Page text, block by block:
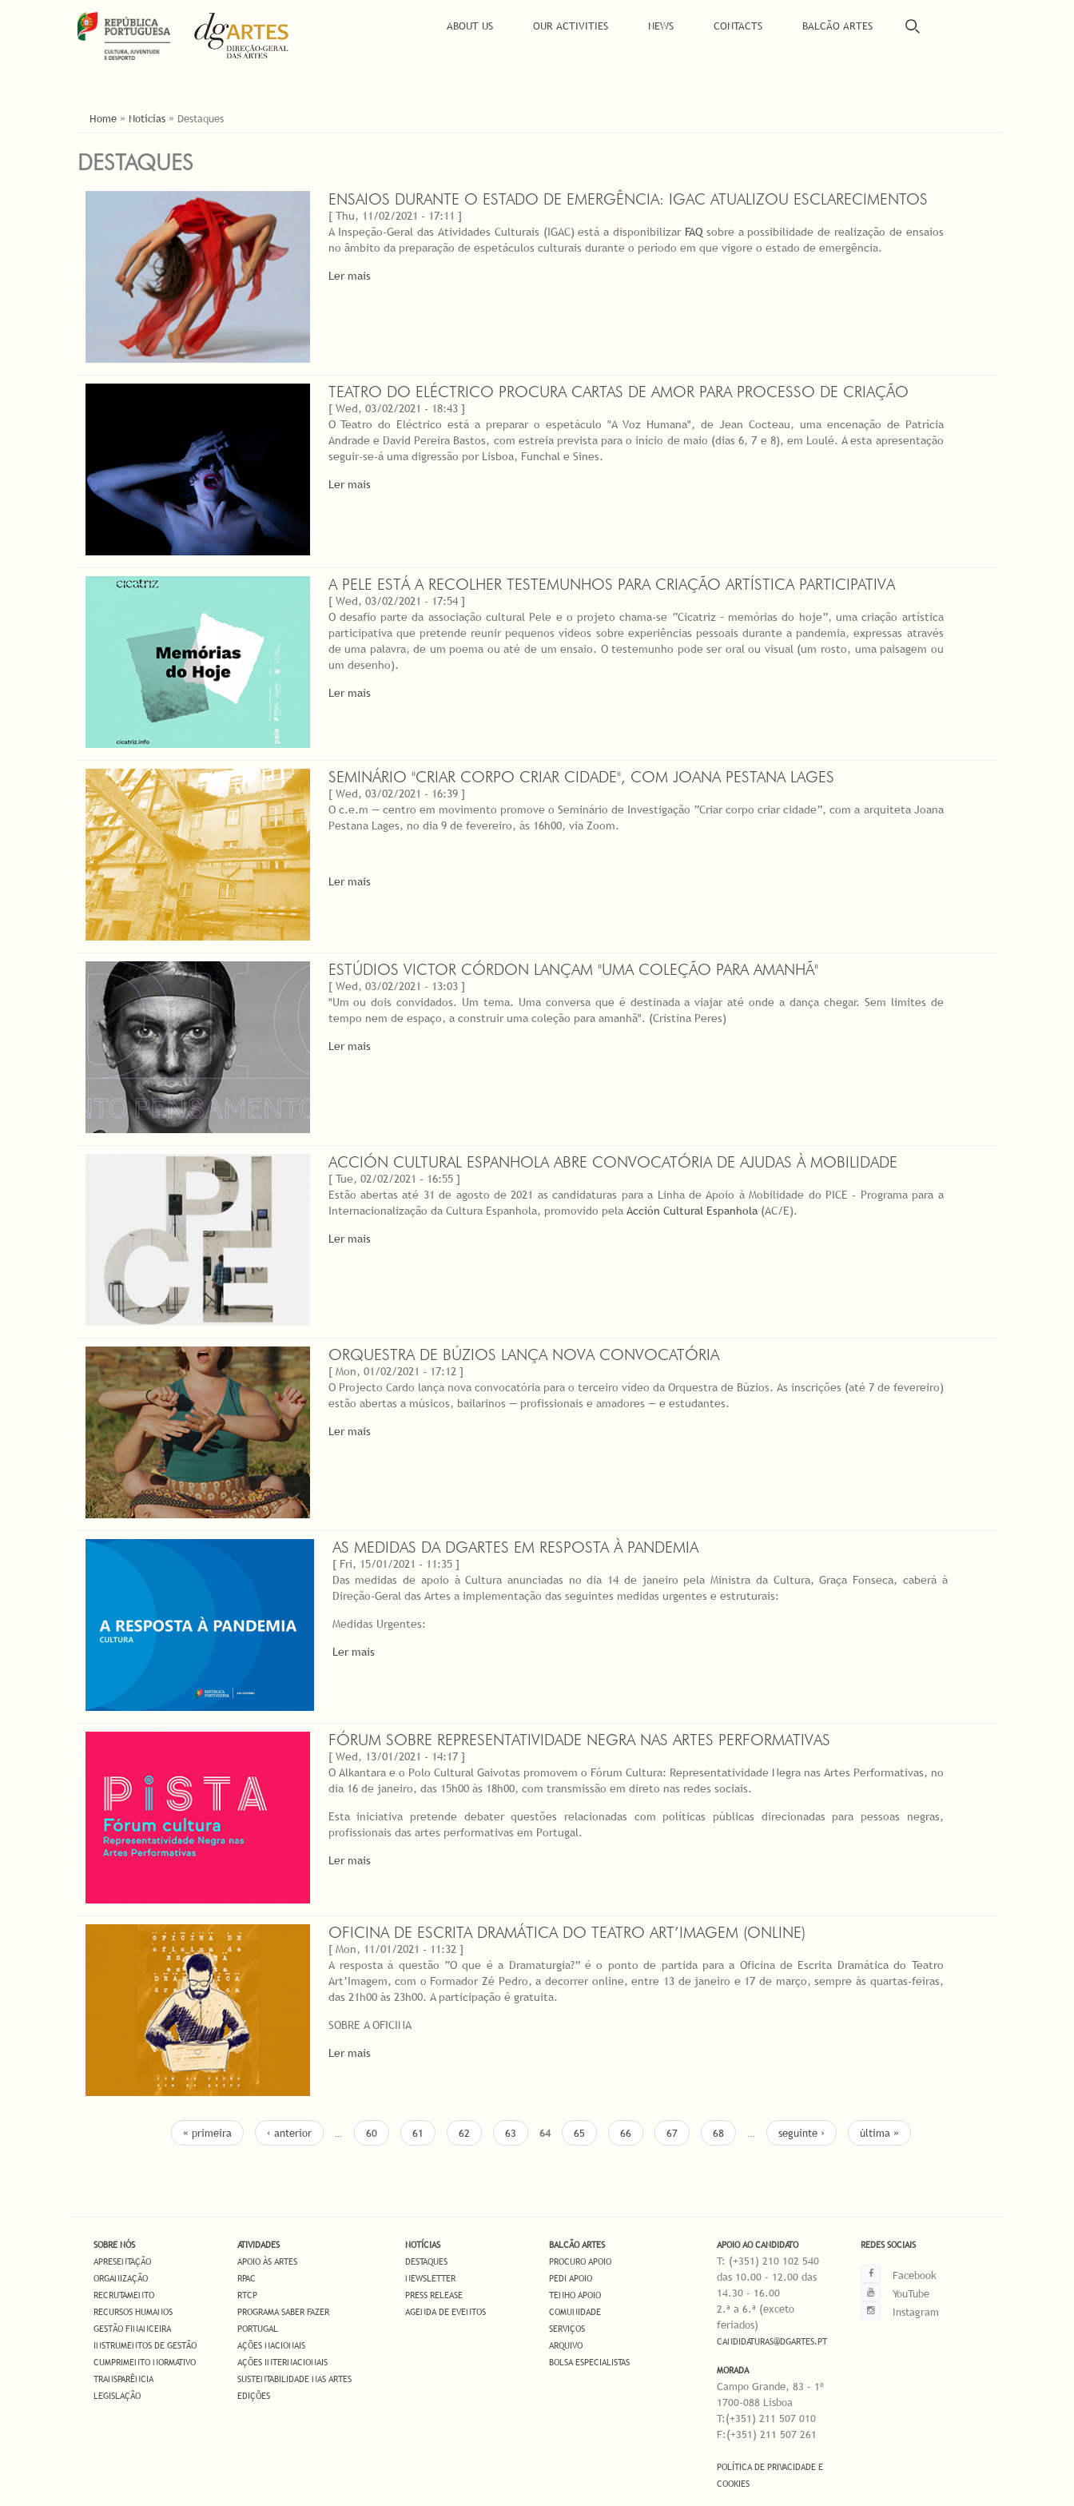
ABOUT US OUR ACTIVITIES NEWS CONTACTS BALCÃO ARTES
YOU ARE HERE
Home » Notícias » Destaques
DESTAQUES
ENSAIOS DURANTE O ESTADO DE EMERGÊNCIA: IGAC ATUALIZOU ESCLARECIMENTOS
[ Thu, 11/02/2021 - 17:11 ]
A Inspeção-Geral das Atividades Culturais (IGAC) está a disponibilizar FAQsobre a possibilidade de realização de ensaios
no âmbito da preparação de espetáculos culturais durante o período em que vigore o estado de emergência.
Ler mais
TEATRO DO ELÉCTRICO PROCURA CARTAS DE AMOR PARA PROCESSO DE CRIAÇÃO
[ Wed, 03/02/2021 - 18:43 ]
O Teatro do Eléctrico está a preparar o espetáculo "A Voz Humana", de Jean Cocteau, uma encenação de Patrícia
Andrade e David Pereira Bastos, com estreia prevista para o início de maio (dias 6, 7 e 8), em Loulé. A esta apresentação
seguir-se-á uma digressão por Lisboa, Funchal e Sines.
Ler mais
A PELE ESTÁ A RECOLHER TESTEMUNHOS PARA CRIAÇÃO ARTÍSTICA PARTICIPATIVA
[ Wed, 03/02/2021 - 17:54 ]
O desafio parte da associação cultural Pele e o projeto chama-se “Cicatriz – memórias do hoje”, uma criação artística
participativa que pretende reunir pequenos vídeos sobre experiências pessoais durante a pandemia, expressas através
de uma palavra, de um poema ou até de um ensaio. O testemunho pode ser oral ou visual (um rosto, uma paisagem ou
um desenho).
Ler mais
SEMINÁRIO "CRIAR CORPO CRIAR CIDADE", COM JOANA PESTANA LAGES
[ Wed, 03/02/2021 - 16:39 ]
O c.e.m — centro em movimento promove o Seminário de Investigação “Criar corpo criar cidade”, com a arquiteta Joana
Pestana Lages, no dia 9 de fevereiro, às 16h00, via Zoom.
Ler mais
ESTÚDIOS VICTOR CÓRDON LANÇAM "UMA COLEÇÃO PARA AMANHÃ"
[ Wed, 03/02/2021 - 13:03 ]
"Um ou dois convidados. Um tema. Uma conversa que é destinada a viajar até onde a dança chegar. Sem limites de
tempo nem de espaço, a construir uma coleção para amanhã". (Cristina Peres)
Ler mais
ACCIÓN CULTURAL ESPANHOLA ABRE CONVOCATÓRIA DE AJUDAS À MOBILIDADE
[ Tue, 02/02/2021 - 16:55 ]
Estão abertas até 31 de agosto de 2021 as candidaturas para a Linha de Apoio à Mobilidade do PICE - Programa para a
Internacionalização da Cultura Espanhola, promovido pela Acción Cultural Espanhola(AC/E).
Ler mais
ORQUESTRA DE BÚZIOS LANÇA NOVA CONVOCATÓRIA
[ Mon, 01/02/2021 - 17:12 ]
O Projecto Cardo lança nova convocatória para o terceiro vídeo da Orquestra de Búzios. As inscrições (até 7 de fevereiro)
estão abertas a músicos, bailarinos — profissionais e amadores — e estudantes.
Ler mais
AS MEDIDAS DA DGARTES EM RESPOSTA À PANDEMIA
[ Fri, 15/01/2021 - 11:35 ]
Das medidas de apoio à Cultura anunciadas no dia 14 de janeiro pela Ministra da Cultura, Graça Fonseca, caberá à
Direção-Geral das Artes a implementação das seguintes medidas urgentes e estruturais:
Medidas Urgentes:
Ler mais
FÓRUM SOBRE REPRESENTATIVIDADE NEGRA NAS ARTES PERFORMATIVAS
[ Wed, 13/01/2021 - 14:17 ]
O Alkantara e o Polo Cultural Gaivotas promovem o Fórum Cultura: Representatividade Negra nas Artes Performativas, no
dia 16 de janeiro, das 15h00 às 18h00, com transmissão em direto nas redes sociais.
Esta iniciativa pretende debater questões relacionadas com políticas públicas direcionadas para pessoas negras,
profissionais das artes performativas em Portugal.
Ler mais
OFICINA DE ESCRITA DRAMÁTICA DO TEATRO ART’IMAGEM (ONLINE)
[ Mon, 11/01/2021 - 11:32 ]
A resposta à questão “O que é a Dramaturgia?” é o ponto de partida para a Oficina de Escrita Dramática do Teatro
Art’Imagem, com o Formador Zé Pedro, a decorrer online, entre 13 de janeiro e 17 de março, sempre às quartas-feiras,
das 21h00 às 23h00. A participação é gratuita.
SOBRE A OFICINA
Ler mais
« primeira ‹ anterior … 60 61 62 63 64 65 66 67 68 … seguinte › última »
SOBRE NÓS
APRESENTAÇÃO
ORGANIZAÇÃO
RECRUTAMENTO
RECURSOS HUMANOS
GESTÃO FINANCEIRA
INSTRUMENTOS DE GESTÃO
CUMPRIMENTO NORMATIVO
TRANSPARÊNCIA
LEGISLAÇÃO
ATIVIDADES
APOIO ÀS ARTES
RPAC
RTCP
PROGRAMA SABER FAZER
PORTUGAL
AÇÕES NACIONAIS
AÇÕES INTERNACIONAIS
SUSTENTABILIDADE NAS ARTES
EDIÇÕES
NOTÍCIAS
DESTAQUES
NEWSLETTER
PRESS RELEASE
AGENDA DE EVENTOS
BALCÃO ARTES
PROCURO APOIO
PEDI APOIO
TENHO APOIO
COMUNIDADE
SERVIÇOS
ARQUIVO
BOLSA ESPECIALISTAS
APOIO AO CANDIDATO
T: (+351) 210 102 540
das 10.00 - 12.00 das
14.30 - 16.00
2.ª a 6.ª (exceto
feriados)
CANDIDATURAS@DGARTES.PT
MORADA
Campo Grande, 83 - 1º
1700-088 Lisboa
T:(+351) 211 507 010
F:(+351) 211 507 261
POLÍTICA DE PRIVACIDADE E
COOKIES
REDES SOCIAIS
Facebook
YouTube
Instagram